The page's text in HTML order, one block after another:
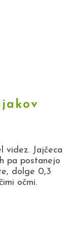
videz. Jajčeca
pa postanejo
dolge 0,3
očmi.